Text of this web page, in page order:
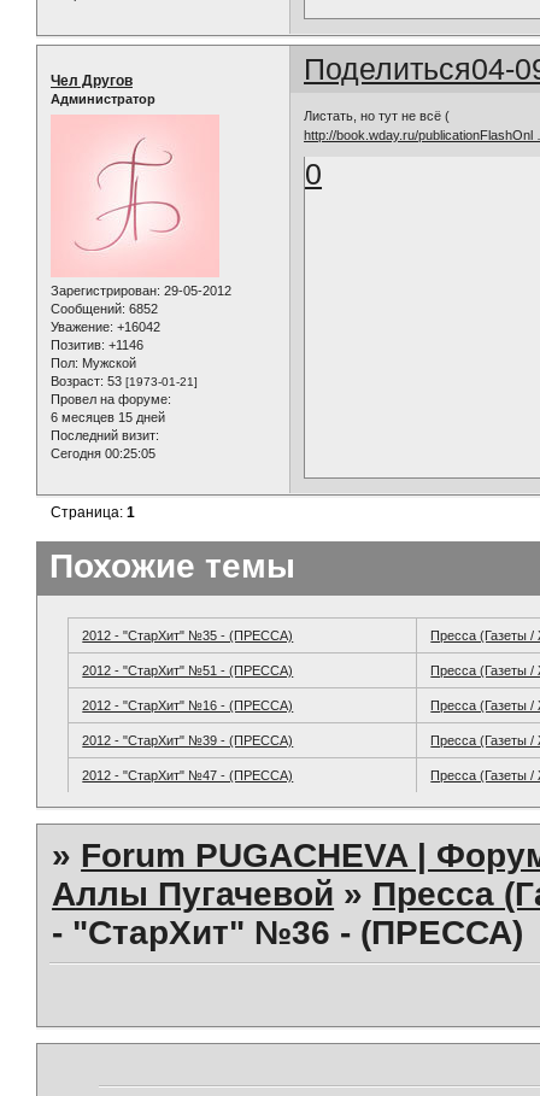
Поделиться04-
Чел Другов
Администратор
Зарегистрирован: 29-05-2012
Сообщений: 6852
Уважение: +16042
Позитив: +1146
Пол: Мужской
Возраст: 53 [1973-01-21]
Провел на форуме:
6 месяцев 15 дней
Последний визит:
Сегодня 00:25:05
Листать, но тут не всё (
http://book.wday.ru/publicationFlashOnl
0
Страница:1
Похожие темы
2012 - "СтарХит" №35 - (ПРЕССА) Пресса (Газеты
2012 - "СтарХит" №51 - (ПРЕССА) Пресса (Газеты
2012 - "СтарХит" №16 - (ПРЕССА) Пресса (Газеты
2012 - "СтарХит" №39 - (ПРЕССА) Пресса (Газеты
2012 - "СтарХит" №47 - (ПРЕССА) Пресса (Газеты
» Forum PUGACHEVA |
Аллы Пугачевой » Пресса
- "СтарХит" №36 - (ПРЕССА)